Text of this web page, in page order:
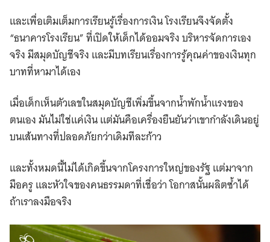
และเพื่อเติมเต็มการเรียนรู้เรื่องการเงิน โรงเรียนจึงจัดตั้ง
“ธนาคารโรงเรียน” ที่เปิดให้เด็กได้ออมจริง บริหารจัดการเอง
จริง มีสมุดบัญชีจริง และมีบทเรียนเรื่องการรู้คุณค่าของเงินทุก
บาทที่หามาได้เอง
เมื่อเด็กเห็นตัวเลขในสมุดบัญชีเพิ่มขึ้นจากน้ำพักน้ำแรงของ
ตนเอง มันไม่ใช่แค่เงิน แต่มันคือเครื่องยืนยันว่าเขากำลังเดินอยู่
บนเส้นทางที่ปลอดภัยกว่าเดิมทีละก้าว
และทั้งหมดนี้ไม่ได้เกิดขึ้นจากโครงการใหญ่ของรัฐ แต่มาจาก
มือครู และหัวใจของคนธรรมดาที่เชื่อว่า โอกาสนั้นผลิตซ้ำได้
ถ้าเราลงมือจริง